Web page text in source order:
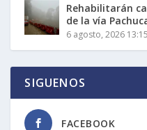
Rehabilitarán
de la vía
6 agosto, 2026 13:15
SIGUENOS
FACEBOOK